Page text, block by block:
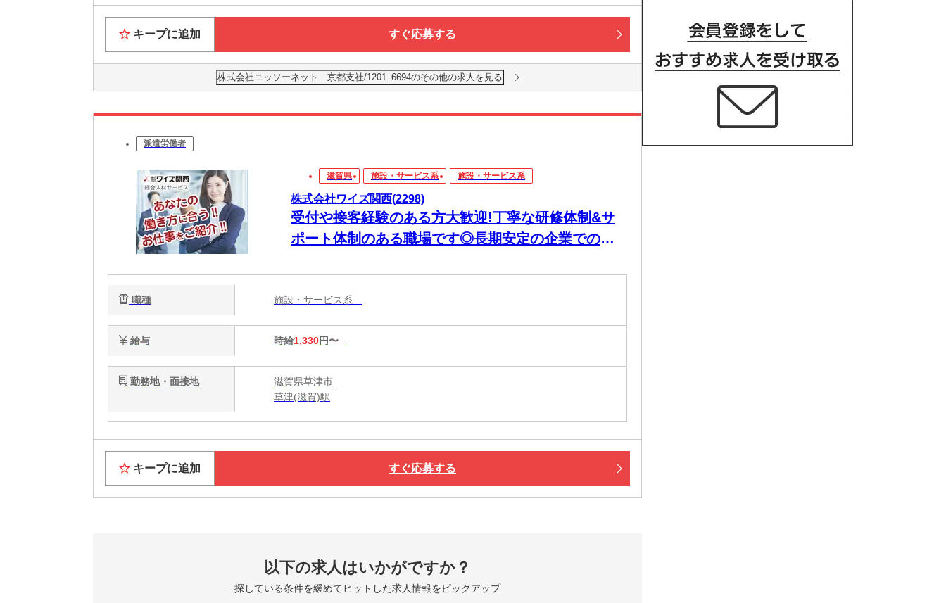
キープに追加 すぐ応募する
株式会社ニッソーネット 京都支社/1201_6694のその他の求人を見る
派遣労働者
滋賀県 施設・サービス系 施設・サービス系
株式会社ワイズ関西(2298)
受付や接客経験のある方大歓迎!丁寧な研修体制&サ
ポート体制のある職場です◎長期安定の企業でのお
です!
職種 施設・サービス系
給与 時給1,330円〜
勤務地・面接地
滋賀県草津市
草津(滋賀)駅
キープに追加 すぐ応募する
以下の求人はいかがですか？
探している条件を緩めてヒットした求人情報をピックアップ